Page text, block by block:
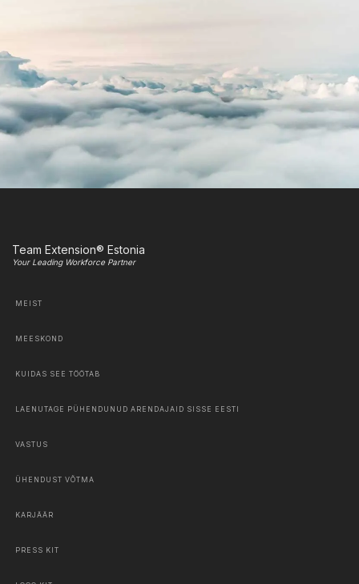
Team Extension® Estonia
Your Leading Workforce Partner
MEIST
MEESKOND
KUIDAS SEE TÖÖTAB
LAENUTAGE PÜHENDUNUD ARENDAJAID SISSE EESTI
VASTUS
ÜHENDUST VÕTMA
KARJÄÄR
PRESS KIT